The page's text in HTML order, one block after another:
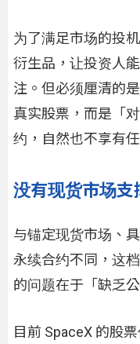
为了满足市场的投
衍生品，让投资人
注。但必须厘清的
真实股票，而是「
约，自然也不享有
没有现货市场
与锚定现货市场、
永续合约不同，这
的问题在于「缺乏
目前 SpaceX 的股